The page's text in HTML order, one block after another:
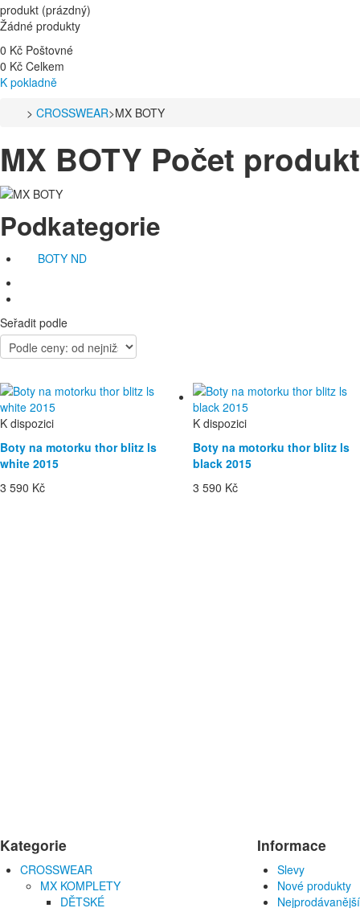
produkt (prázdný)
Žádné produkty
0 Kč Poštovné
0 Kč Celkem
K pokladně
> CROSSWEAR>MX BOTY
MX BOTY Počet
Podkategorie
BOTY ND
Seřadit podle
K dispozici
Boty na motorku thor blitz ls
white 2015
3 590 Kč
K dispozici
Boty na motorku thor blitz ls
black 2015
3 590 Kč
Kategorie
CROSSWEAR
MX KOMPLETY
DĚTSKÉ
Informace
Slevy
Nové produkty
Nejprodávanější